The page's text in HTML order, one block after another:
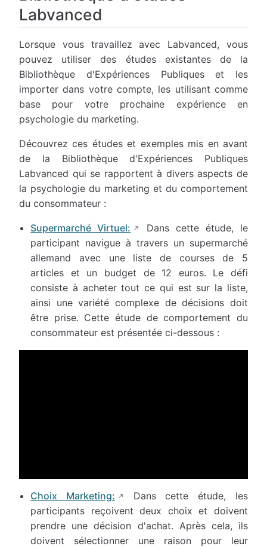
Labvanced
Lorsque vous travaillez avec Labvanced, vous
pouvez utiliser des études existantes de la
Bibliothèque d'Expériences Publiques et les
importer dans votre compte, les utilisant comme
base pour votre prochaine expérience en
psychologie du marketing.
Découvrez ces études et exemples mis en avant
de la Bibliothèque d'Expériences Publiques
Labvanced qui se rapportent à divers aspects de
la psychologie du marketing et du comportement
du consommateur :
Supermarché Virtuel:
Dans cette étude, le
participant navigue à travers un supermarché
allemand avec une liste de courses de 5
articles et un budget de 12 euros. Le défi
consiste à acheter tout ce qui est sur la liste,
ainsi une variété complexe de décisions doit
être prise. Cette étude de comportement du
consommateur est présentée ci-dessous :
Choix Marketing:
Dans cette étude, les
participants reçoivent deux choix et doivent
prendre une décision d'achat. Après cela, ils
doivent sélectionner une raison pour leur